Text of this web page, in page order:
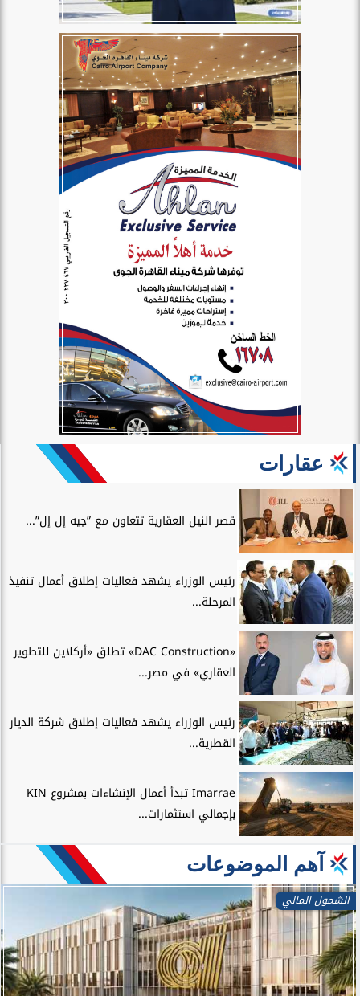
عقارات
قصر النيل العقارية تتعاون مع ”جيه إل إل”...
رئيس الوزراء يشهد فعاليات إطلاق أعمال تنفيذ
المرحلة...
«DAC Construction» تطلق «أركلاين للتطوير
العقاري» في مصر...
رئيس الوزراء يشهد فعاليات إطلاق شركة الديار
القطرية...
Imarrae تبدأ أعمال الإنشاءات بمشروع KIN
بإجمالي استثمارات...
آهم الموضوعات
الشمول المالي